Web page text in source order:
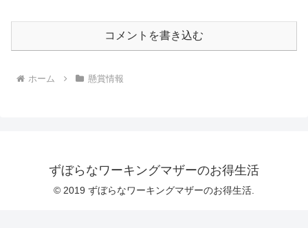
コメントを書き込む
ホーム 懸賞情報
ずぼらなワーキングマザーのお得生活
© 2019 ずぼらなワーキングマザーのお得生活.